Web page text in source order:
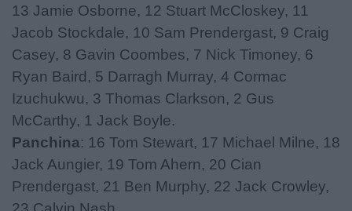
13 Jamie Osborne, 12 Stuart McCloskey, 11
Jacob Stockdale, 10 Sam Prendergast, 9 Craig
Casey, 8 Gavin Coombes, 7 Nick Timoney, 6
Ryan Baird, 5 Darragh Murray, 4 Cormac
Izuchukwu, 3 Thomas Clarkson, 2 Gus
McCarthy, 1 Jack Boyle.
Panchina: 16 Tom Stewart, 17 Michael Milne, 18
Jack Aungier, 19 Tom Ahern, 20 Cian
Prendergast, 21 Ben Murphy, 22 Jack Crowley,